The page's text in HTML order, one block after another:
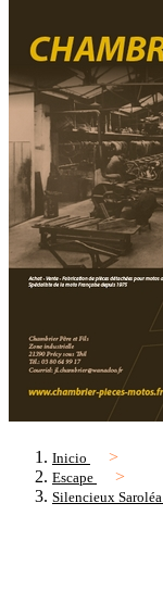
Inicio
Escape
Silencieux Saroléa